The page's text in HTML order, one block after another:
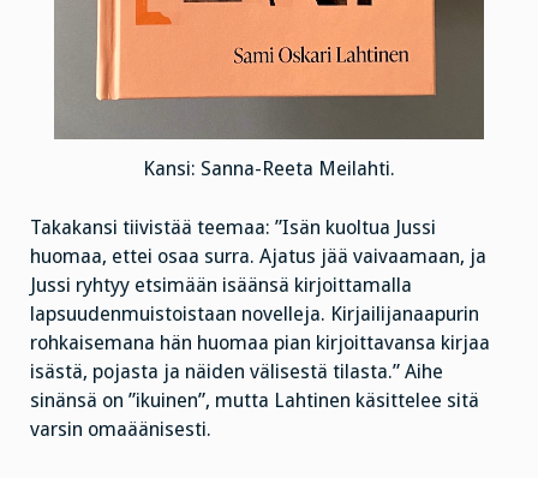
Kansi: Sanna-Reeta Meilahti.
Takakansi tiivistää teemaa: ”Isän kuoltua Jussi
huomaa, ettei osaa surra. Ajatus jää vaivaamaan, ja
Jussi ryhtyy etsimään isäänsä kirjoittamalla
lapsuudenmuistoistaan novelleja. Kirjailijanaapurin
rohkaisemana hän huomaa pian kirjoittavansa kirjaa
isästä, pojasta ja näiden välisestä tilasta.” Aihe
sinänsä on ”ikuinen”, mutta Lahtinen käsittelee sitä
varsin omaäänisesti.